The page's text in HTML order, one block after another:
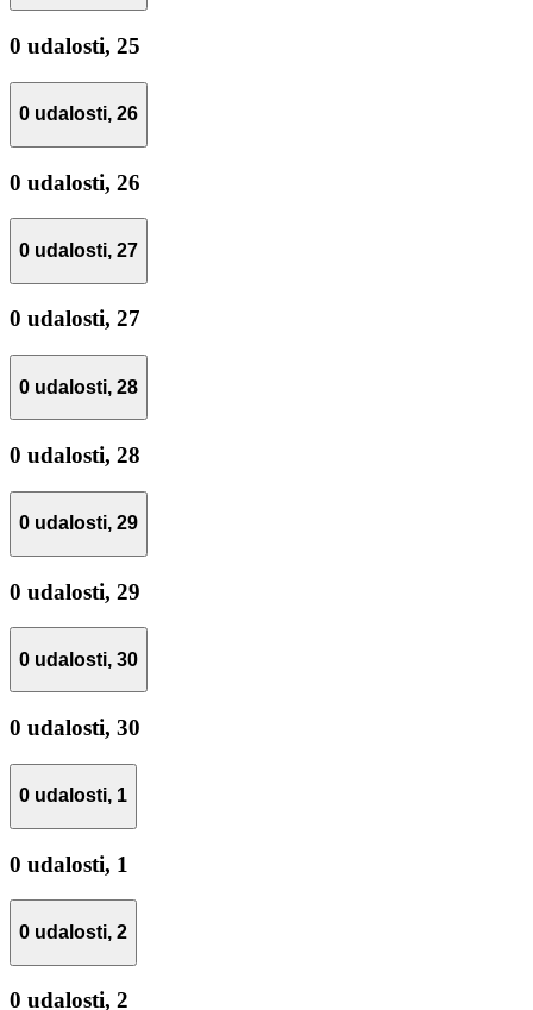
0 udalosti, 25
0 udalosti, 26
0 udalosti, 26
0 udalosti, 27
0 udalosti, 27
0 udalosti, 28
0 udalosti, 28
0 udalosti, 29
0 udalosti, 29
0 udalosti, 30
0 udalosti, 30
0 udalosti, 1
0 udalosti, 1
0 udalosti, 2
0 udalosti, 2